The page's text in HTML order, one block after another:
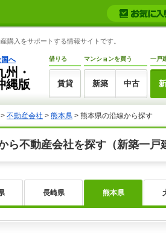
購入をサポートする情報サイトです。
へ
州・
縄版
借りる
賃貸
マンションを買う
新築 中古
一戸
> 不動産会社 > 熊本県 > 熊本県の沿線から探す
ら不動産会社を探す（新築一戸
長崎県 熊本県